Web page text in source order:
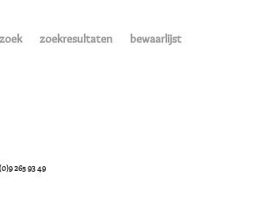
zoek zoekresultaten bewaarlijst
265 93 49